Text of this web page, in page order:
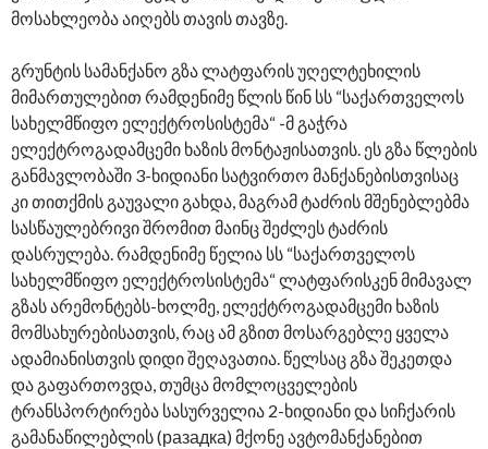
მოსახლეობა აიღებს თავის თავზე.
გრუნტის სამანქანო გზა ლატფარის უღელტეხილის
მიმართულებით რამდენიმე წლის წინ სს “საქართველოს
სახელმწიფო ელექტროსისტემა“ -მ გაჭრა
ელექტროგადამცემი ხაზის მონტაჟისათვის. ეს გზა წლების
განმავლობაში 3-ხიდიანი სატვირთო მანქანებისთვისაც
კი თითქმის გაუვალი გახდა, მაგრამ ტაძრის მშენებლებმა
სასწაულებრივი შრომით მაინც შეძლეს ტაძრის
დასრულება. რამდენიმე წელია სს “საქართველოს
სახელმწიფო ელექტროსისტემა“ ლატფარისკენ მიმავალ
გზას არემონტებს-ხოლმე, ელექტროგადამცემი ხაზის
მომსახურებისათვის, რაც ამ გზით მოსარგებლე ყველა
ადამიანისთვის დიდი შეღავათია. წელსაც გზა შეკეთდა
და გაფართოვდა, თუმცა მომლოცველების
ტრანსპორტირება სასურველია 2-ხიდიანი და სიჩქარის
გამანაწილებლის (разадка) მქონე ავტომანქანებით